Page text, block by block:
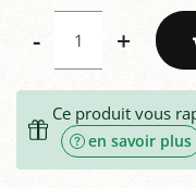
- +
Ce produit vous
en savoir plus